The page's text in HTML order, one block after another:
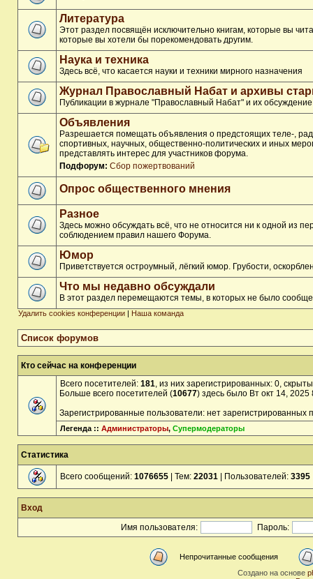
Литература
Этот раздел посвящён исключительно книгам, которые вы
которые вы хотели бы порекомендовать другим.
Наука и техника
Здесь всё, что касается науки и техники мирного назначения
Журнал Православный Набат и архивы
Публикации в журнале "Православный Набат" и их обсуждение
Объявления
Разрешается помещать объявления о предстоящих теле-,
спортивных, научных, общественно-политических и иных
представлять интерес для участников форума.
Подфорум: Сбор пожертвований
Опрос общественного мнения
Разное
Здесь можно обсуждать всё, что не относится ни к одной из
соблюдением правил нашего Форума.
Юмор
Приветствуется остроумный, лёгкий юмор. Грубости,
Что мы недавно обсуждали
В этот раздел перемещаются темы, в которых не было
Удалить cookies конференции | Наша команда
Список форумов
Кто сейчас на конференции
Всего посетителей: 181, из них зарегистрированных: 0,
Больше всего посетителей (10677) здесь было Вт окт 14, 2025
Зарегистрированные пользователи: нет зарегистрированных
Легенда :: Администраторы, Супермодераторы
Статистика
Всего сообщений: 1076655 | Тем: 22031 | Пользователей: 3395
Вход
Имя пользователя:
Пароль:
Непрочитанные сообщения
Создано на основе